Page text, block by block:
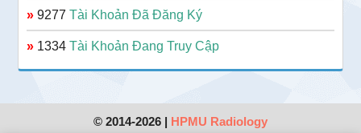
» 9277Tài Khoản Đã Đăng Ký
» 1334Tài Khoản Đang Truy Cập
© 2014-2026 | HPMU Radiology